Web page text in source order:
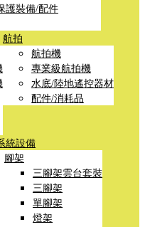
護裝備/配件
航拍
航拍機
專業級航拍機
水底/陸地遙控器材
配件/消耗品
統設備
腳架
三腳架雲台套裝
三腳架
單腳架
燈架